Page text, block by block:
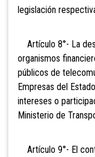
legislación
Artículo 8°- La
organismos
públicos de
Empresas del
intereses o
Ministerio de
Artículo 9°- El